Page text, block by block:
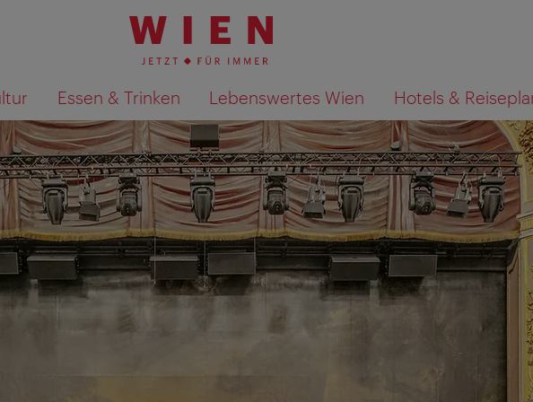
Essen & Trinken Lebenswertes Wien Hotels &
Suchergebnisse auf Karte anzeigen